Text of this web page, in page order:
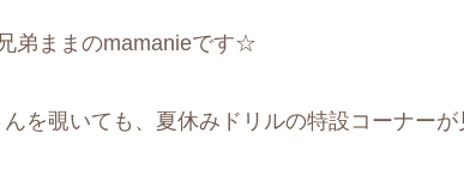
弟ままのmamanieです☆
を覗いても、夏休みドリルの特設コーナーが